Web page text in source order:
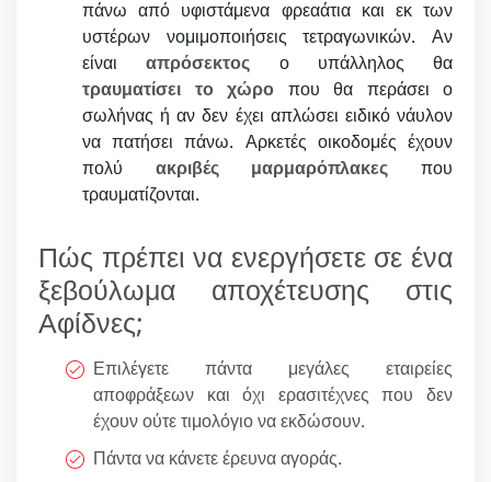
πάνω από υφιστάμενα φρεαάτια και εκ των
υστέρων νομιμοποιήσεις τετραγωνικών. Αν
είναιαπρόσεκτος ο υπάλληλος θα
τραυματίσει το χώρο που θα περάσει ο
σωλήνας ή αν δεν έχει απλώσει ειδικό νάυλον
να πατήσει πάνω. Αρκετές οικοδομές έχουν
πολύ ακριβές μαρμαρόπλακες που
τραυματίζονται.
Πώς πρέπει να ενεργήσετε σε ένα
ξεβούλωμα αποχέτευσης στις
Αφίδνες;
Επιλέγετε πάντα μεγάλες εταιρείες
αποφράξεων και όχι ερασιτέχνες που δεν
έχουν ούτε τιμολόγιο να εκδώσουν.
Πάντα να κάνετε έρευνα αγοράς.